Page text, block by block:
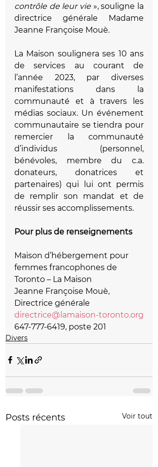
contrôle de leur vie », souligne la
directrice générale Madame
Jeanne Françoise Mouè.
La Maison soulignera ses 10 ans
de services au courant de
l’année 2023, par diverses
manifestations dans la
communauté et à travers les
médias sociaux. Un événement
communautaire se tiendra pour
remercier la communauté
d’individus (personnel,
bénévoles, membre du c.a.
donateurs, donatrices et
partenaires) qui lui ont permis
de remplir son mandat et de
réussir ses accomplissements.
Pour plus de renseignements
Maison d’hébergement pour
femmes francophones de
Toronto – La Maison
Jeanne Françoise Mouè,
Directrice générale
directrice@lamaison-toronto.org
647-777-6419, poste 201
Divers
Posts récents Voir tout